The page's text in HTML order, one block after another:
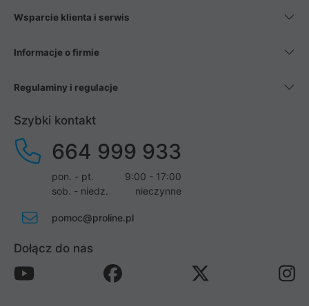
Wsparcie klienta i serwis
Informacje o firmie
Regulaminy i regulacje
Szybki kontakt
664 999 933
pon. - pt.
9:00 - 17:00
sob. - niedz.
nieczynne
pomoc@proline.pl
Dołącz do nas